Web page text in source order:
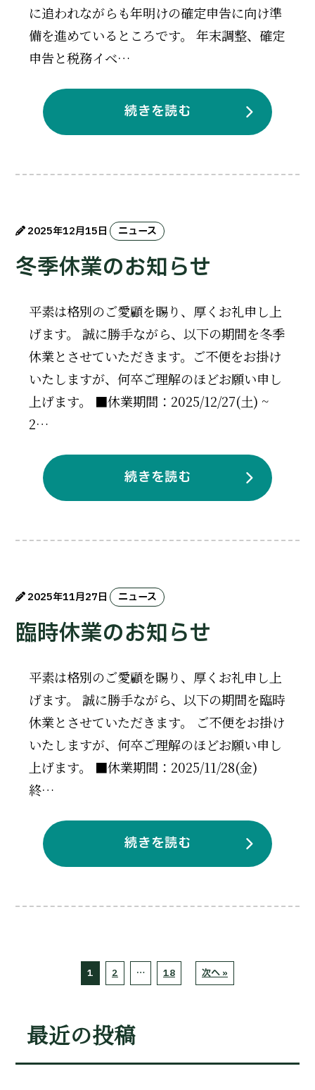
に追われながらも年明けの確定申告に向け準
備を進めているところです。 年末調整、確定
申告と税務イベ…
続きを読む
2025年12月15日 ニュース
冬季休業のお知らせ
平素は格別のご愛顧を賜り、厚くお礼申し上
げます。 誠に勝手ながら、以下の期間を冬季
休業とさせていただきます。ご不便をお掛け
いたしますが、何卒ご理解のほどお願い申し
上げます。 ■休業期間：2025/12/27(土) ~
2…
続きを読む
2025年11月27日 ニュース
臨時休業のお知らせ
平素は格別のご愛顧を賜り、厚くお礼申し上
げます。 誠に勝手ながら、以下の期間を臨時
休業とさせていただきます。 ご不便をお掛け
いたしますが、何卒ご理解のほどお願い申し
上げます。 ■休業期間：2025/11/28(金)
終…
続きを読む
1 2 … 18 次へ »
最近の投稿